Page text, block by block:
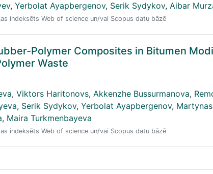
, Yerbolat Ayapbergenov, Serik Sydykov, Aibar
indeksēts Web of science un/vai Scopus datu bāzē
Polymer Composites in Bitumen
Waste
, Viktors Haritonovs, Akkenzhe Bussurmanova,
, Serik Sydykov, Yerbolat Ayapbergenov,
, Maira Turkmenbayeva
indeksēts Web of science un/vai Scopus datu bāzē